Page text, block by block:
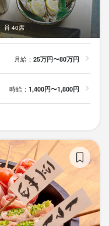
40席
月給： 25万円〜80万円
時給： 1,400円〜1,800円